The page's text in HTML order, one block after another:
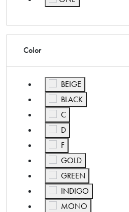
Color
BEIGE
Affiner par Color: BEIGE
BLACK
Affiner par Color: BLACK
C
Affiner par Color: C
D
Affiner par Color: D
F
Affiner par Color: F
GOLD
Affiner par Color: GOLD
GREEN
Affiner par Color: GREEN
INDIGO
Affiner par Color: INDIGO
MONO
Affiner par Color: MONO